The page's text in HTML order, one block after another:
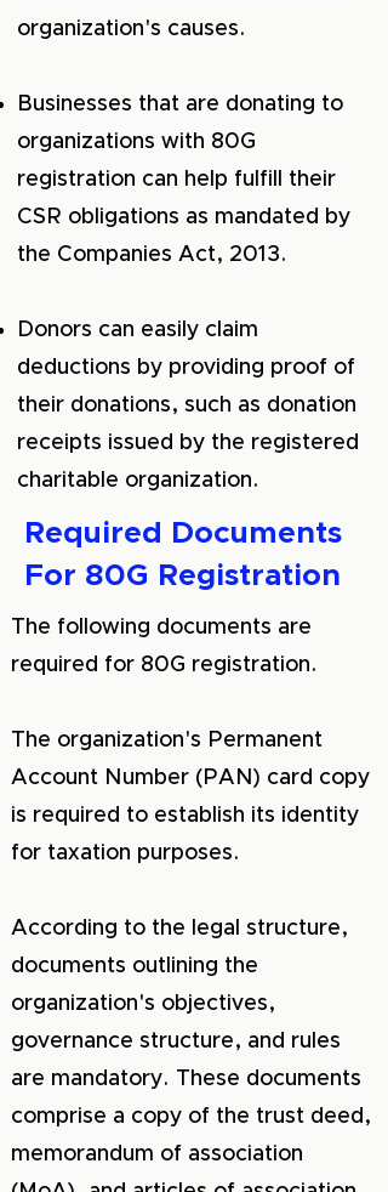
organization's causes.
Businesses that are donating to
organizations with 80G
registration can help fulfill their
CSR obligations as mandated by
the Companies Act, 2013.
Donors can easily claim
deductions by providing proof of
their donations, such as donation
receipts issued by the registered
charitable organization.
Required Documents
For 80G Registration
The following documents are
required for 80G registration.
The organization's Permanent
Account Number (PAN) card copy
is required to establish its identity
for taxation purposes.
According to the legal structure,
documents outlining the
organization's objectives,
governance structure, and rules
are mandatory. These documents
comprise a copy of the trust deed,
memorandum of association